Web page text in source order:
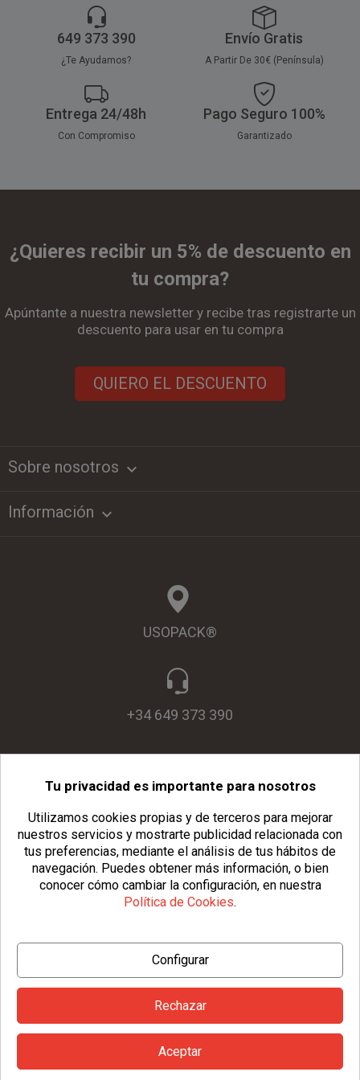
649 373 390
¿Te Ayudamos?
Envío Gratis
A Partir De 30€ (Península)
Entrega 24/48h
Con Compromiso
Pago Seguro 100%
Garantizado
¿Quieres recibir un 5% de descuento en
tu compra?
Apúntante a nuestra newsletter y recibe tras registrarte un
descuento para usar en tu compra
QUIERO EL DESCUENTO
Sobre nosotros keyboard_arrow_down
Información 
USOPACK®
+34 649 373 390
info@usopack.com
© Copyright 2026 Usopack® | Aviso Legal
| Política de Cookies| Configurar Cookies |
Condiciones Generales
Tu privacidad es importante para nosotros
Utilizamos cookies propias y de terceros para mejorar
nuestros servicios y mostrarte publicidad relacionada con
tus preferencias, mediante el análisis de tus hábitos de
navegación. Puedes obtener más información, o bien
conocer cómo cambiar la configuración, en nuestra
Política de Cookies.
Configurar
Rechazar
Aceptar